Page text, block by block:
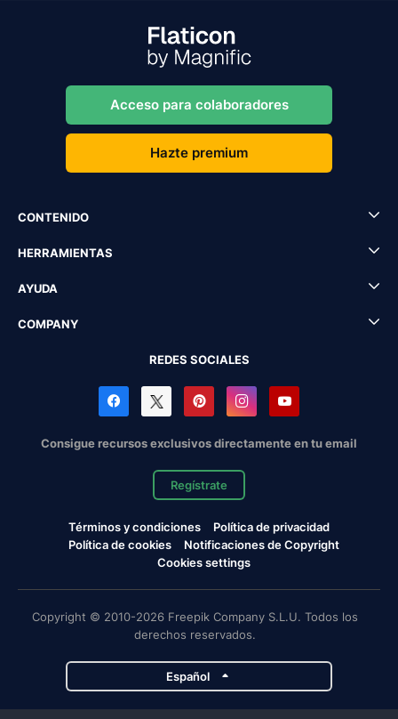
Acceso para colaboradores
Hazte premium
CONTENIDO
HERRAMIENTAS
AYUDA
COMPANY
REDES SOCIALES
Consigue recursos exclusivos directamente en tu email
Regístrate
Términos y condiciones
Política de privacidad
Política de cookies
Notificaciones de Copyright
Cookies settings
Copyright © 2010-2026 Freepik Company S.L.U. Todos los
derechos reservados.
Español